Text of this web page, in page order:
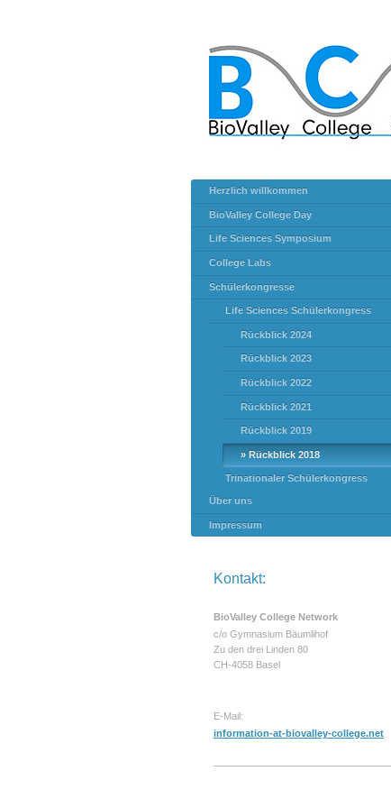
Herzlich willkommen
BioValley College Day
Life Sciences Symposium
College Labs
Schülerkongresse
Life Sciences Schülerkongress
Rückblick 2024
Rückblick 2023
Rückblick 2022
Rückblick 2021
Rückblick 2019
Rückblick 2018
Trinationaler Schülerkongress
Über uns
Impressum
Kontakt:
BioValley College Network
c/o Gymnasium Bäumlihof
Zu den drei Linden 80
CH-4058 Basel
E-Mail:
information-at-biovalley-college.net